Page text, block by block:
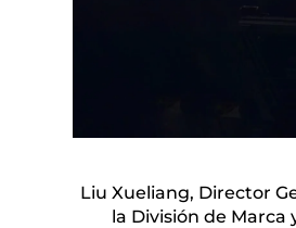
Liu Xueliang, Director
la División de Marca